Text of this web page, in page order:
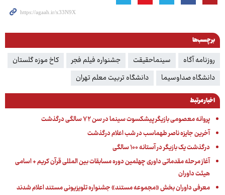
برچسب‌ها
روزنامه آگاه سینماحقیقت جشنواره فیلم فجر
کاخ موزه گلستان
دانشگاه صداوسیما
دانشگاه تربیت معلم تهران
اخبار مرتبط
پروانه معصومی بازیگر پیشکسوت سینما در سن ۷۲ سالگی درگذشت
آخرین جایزه ناصر طهماسب در شب اعلام درگذشت
درگذشت یک بازیگر در آستانه ۱۰۰ سالگی
آغاز مرحله مقدماتی داوری چهلمین دوره مسابقات بین المللی قرآن کریم + اسامی
هیئت داوران
معرفی داوران بخش «مجموعه مستند» جشنواره تلویزیونی مستند اعلام شدند